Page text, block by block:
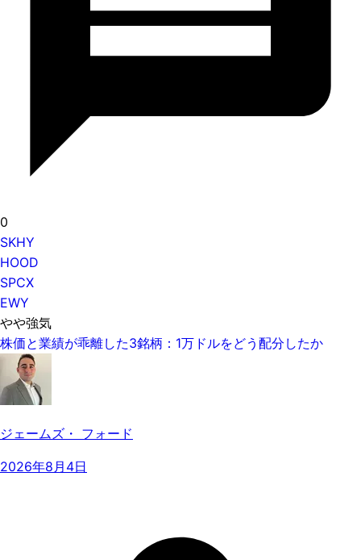
0
SKHY
HOOD
SPCX
EWY
やや強気
株価と業績が乖離した3銘柄：1万ドルをどう配分したか
ジェームズ・ フォード
2026年8月4日